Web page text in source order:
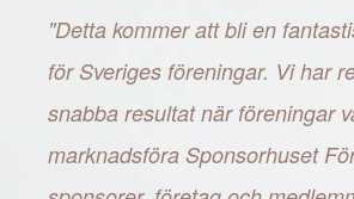
"Detta kommer att bli en
för Sveriges föreningar. Vi har
snabba resultat när föreningar
marknadsföra Sponsorhuset